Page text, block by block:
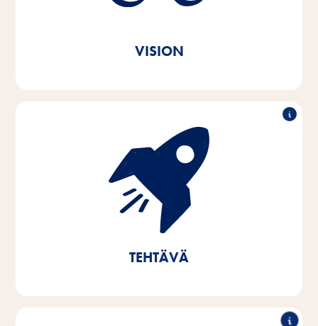
VISION
TEHTÄVÄ
Intohimolla ja empatialla lemmikkien ja niiden
omistajien tarpeita kohtaan kehitämme, tuotamme ja
jakelemme innovatiivisia, korkealaatuisia ja tarpeisiin
perustuvia tuotteita. Kestävällä toiminnalla
osallistumme tärkeiden luonnonvarojen suojeluun.